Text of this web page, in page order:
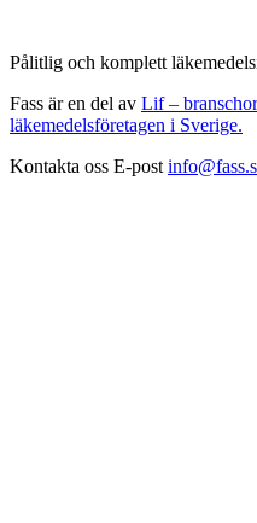
Pålitlig och komplett
Fass är en del av Lif –
läkemedelsföretagen i Sverige.
Kontakta oss E-post